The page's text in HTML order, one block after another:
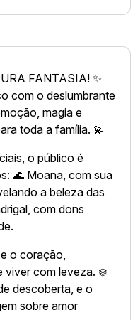
FANTASIA! ✨
com o deslumbrante
magia e
toda a família. 💫
o público é
🌊 Moana, com sua
a beleza das
com dons
o coração,
viver com leveza. ❄️
descoberta, e o
sobre amor